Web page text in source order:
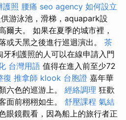
護照 腰痛 seo agency 如何設立
游泳池，滑梯，aquapark設
爾夫。 如果在夏季的城市裡，
或天黑之後進行巡迴演出。 茶
牙利護照的人可以在線申請入門
台灣用語 值得在進入前至少72
復 推拿師 klook 台胞證 嘉年華
六色的巡游上。 經絡調理 狂歡
面前栩栩如生。 舒壓課程 氣結
眼鏡觀看，因為船上的旅行者正